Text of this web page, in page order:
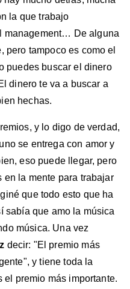
la que trabajo
management… De alguna
pero tampoco es como el
puedes buscar el dinero
dinero te va a buscar a
hechas.
y lo digo de verdad,
se entrega con amor y
eso puede llegar, pero
en la mente para trabajar
que todo esto que ha
sabía que amo la música
música. Una vez
decir: "El premio más
y tiene toda la
el premio más importante.